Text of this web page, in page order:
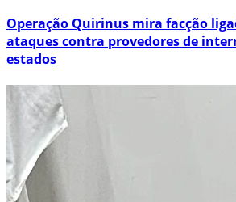
Operação Quirinus mira facção
ataques contra provedores de
estados